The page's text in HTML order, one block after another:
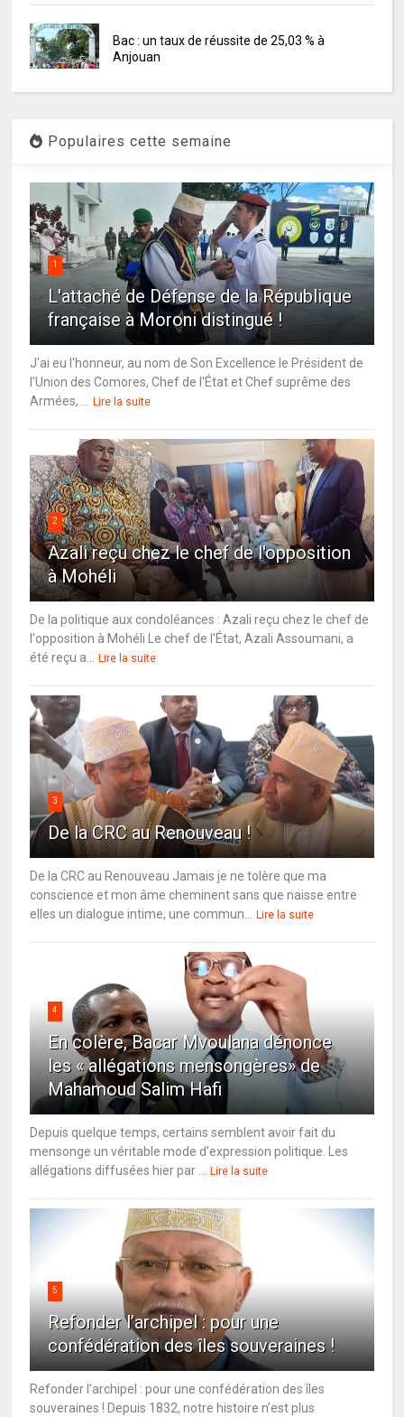
Bac : un taux de réussite de 25,03 % à
Anjouan
Populaires cette semaine
1
L'attaché de Défense de la République
française à Moroni distingué !
J'ai eu l'honneur, au nom de Son Excellence le Président de
l'Union des Comores, Chef de l'État et Chef suprême des
Armées, ...
Lire la suite
2
Azali reçu chez le chef de l'opposition
à Mohéli
De la politique aux condoléances : Azali reçu chez le chef de
l'opposition à Mohéli Le chef de l'État, Azali Assoumani, a
été reçu a...
Lire la suite
3
De la CRC au Renouveau !
De la CRC au Renouveau Jamais je ne tolère que ma
conscience et mon âme cheminent sans que naisse entre
elles un dialogue intime, une commun...
Lire la suite
4
En colère, Bacar Mvoulana dénonce
les « allégations mensongères» de
Mahamoud Salim Hafi
Depuis quelque temps, certains semblent avoir fait du
mensonge un véritable mode d’expression politique. Les
allégations diffusées hier par ...
Lire la suite
5
Refonder l’archipel : pour une
confédération des îles souveraines !
Refonder l’archipel : pour une confédération des îles
souveraines ! Depuis 1832, notre histoire n’est plus